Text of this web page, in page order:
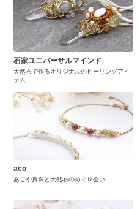
石家ユニバーサルマインド
天然石で作るオリジナルのヒーリングアイ
テム
aco
あこや真珠と天然石のめぐり会い